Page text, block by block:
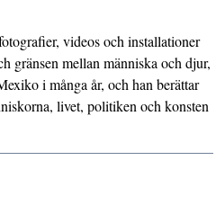
videos och installationer
gränsen mellan människa och djur,
i många år, och han berättar
livet, politiken och konsten